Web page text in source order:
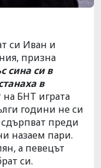
си Иван и
призна
сина си в
в
БНТ играта
години не си
сдърпват преди
назаем пари.
а певецът
си.